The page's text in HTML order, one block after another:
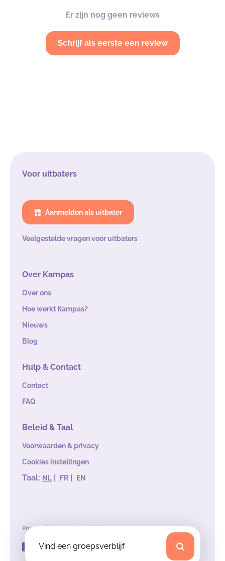
Vind een groepsverblijf
Er zijn nog geen reviews
Schrijf als eerste een review
Voor uitbaters
Aanmelden als uitbater
Veelgestelde vragen voor uitbaters
Over Kampas
Over ons
Hoe werkt Kampas?
Nieuws
Blog
Hulp & Contact
Contact
FAQ
Beleid & Taal
Voorwaarden & privacy
Cookies instellingen
Taal: NL | FR | EN
Powered byTAKE THE LEAD